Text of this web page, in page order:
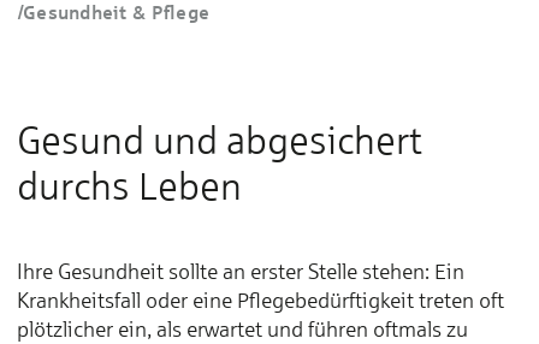
/Gesundheit & Pflege
Gesund und abgesichert
durchs Leben
Ihre Gesundheit sollte an erster Stelle stehen: Ein
Krankheitsfall oder eine Pflegebedürftigkeit treten oft
plötzlicher ein, als erwartet und führen oftmals zu